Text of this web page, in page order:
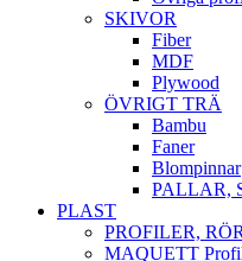
SKIVOR
Fiber
MDF
Plywood
ÖVRIGT TRÄ
Bambu
Faner
Blompinnar
PALLAR,
PLAST
PROFILER,
MAQUETT